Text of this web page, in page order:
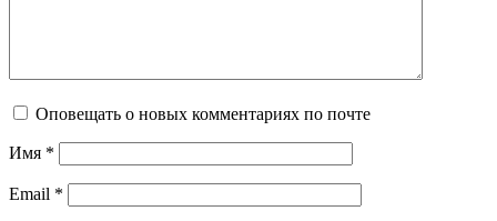
Оповещать о новых комментариях по почте
Имя *
Email *